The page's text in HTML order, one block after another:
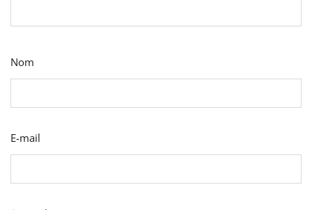
Nom
E-mail